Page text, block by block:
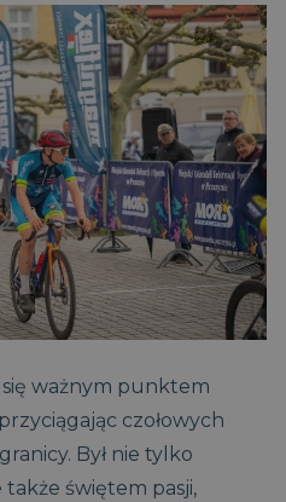
się ważnym punktem
czołowych
Był nie tylko
świętem pasji,